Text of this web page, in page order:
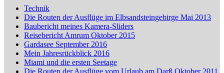
Technik
Die Routen der Ausflüge im Elbsandsteingebirge Mai 2013
Baubericht meines Kamera-Sliders
Reisebericht Amrum Oktober 2015
Gardasee September 2016
Mein Jahresrückblick 2016
Miami und die ersten Seetage
Die Routen der Ausflüge vom Urlaub am Darß Oktober 2011